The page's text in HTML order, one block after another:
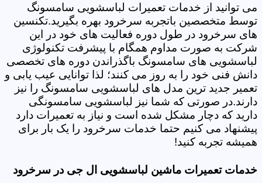
می توانید از خدمات تعمیرات لباسشویی سامسونگ
توسط متخصصین باتجربه سرخرود بهره بگیرید.تکنسین
های سرخرود در طول دوره فعالیت های خود در این
شرکت به صورت مداوم همگام با پیشرفت تکنولوژی
لباسشویی های سامسونگ باگذراندن دوره های تخصصی
دانش فنی خود را به روز می کنند؛ لذا توانایی عیب یابی و
تعمیر جدید ترین مدل های لباسشویی سامسونگ را نیز
دارند.در صورتی که شما نیز لباسشویی سامسونگی
دارید که دچار مشکل شده است و نیاز به تعمیرات دارد
پیشنهاد می کنیم حتما خدمات سرخرود را یک بار برای
همیشه تجربه کنید!
خدمات تعمیرات ماشین لباسشویی ال جی در سرخرود